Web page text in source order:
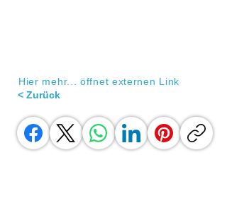
Hier mehr... öffnet externen Link
< Zurück